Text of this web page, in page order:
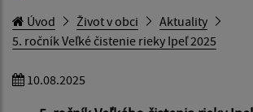
Úvod Život v obci
Aktuality
5. ročník Veľké čistenie rieky Ipeľ 2025
10.08.2025